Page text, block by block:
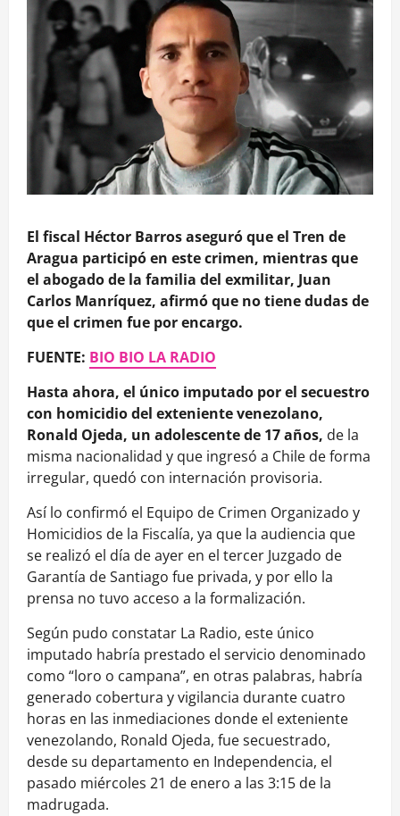
El fiscal Héctor Barros aseguró que el Tren de
Aragua participó en este crimen, mientras que
el abogado de la familia del exmilitar, Juan
Carlos Manríquez, afirmó que no tiene dudas de
que el crimen fue por encargo.
FUENTE: BIO BIO LA RADIO
Hasta ahora, el único imputado por el secuestro
con homicidio del exteniente venezolano,
Ronald Ojeda, un adolescente de 17 años, de la
misma nacionalidad y que ingresó a Chile de forma
irregular, quedó con internación provisoria.
Así lo confirmó el Equipo de Crimen Organizado y
Homicidios de la Fiscalía, ya que la audiencia que
se realizó el día de ayer en el tercer Juzgado de
Garantía de Santiago fue privada, y por ello la
prensa no tuvo acceso a la formalización.
Según pudo constatar La Radio, este único
imputado habría prestado el servicio denominado
como “loro o campana”, en otras palabras, habría
generado cobertura y vigilancia durante cuatro
horas en las inmediaciones donde el exteniente
venezolando, Ronald Ojeda, fue secuestrado,
desde su departamento en Independencia, el
pasado miércoles 21 de enero a las 3:15 de la
madrugada.